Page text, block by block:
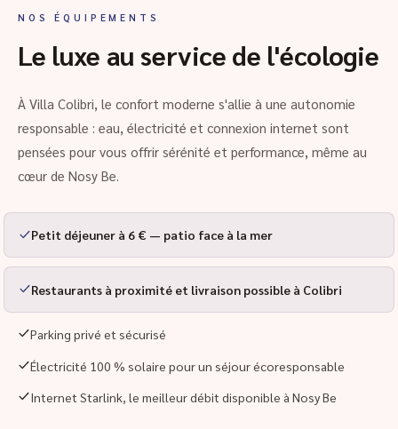
NOS ÉQUIPEMENTS
Le luxe au service de l'écologie
À Villa Colibri, le confort moderne s'allie à une autonomie
responsable : eau, électricité et connexion internet sont
pensées pour vous offrir sérénité et performance, même au
cœur de Nosy Be.
Petit déjeuner à 6 € — patio face à la mer
Restaurants à proximité et livraison possible à Colibri
Parking privé et sécurisé
Électricité 100 % solaire pour un séjour écoresponsable
Internet Starlink, le meilleur débit disponible à Nosy Be